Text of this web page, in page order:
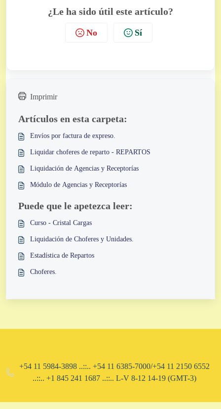
¿Le ha sido útil este artículo?
No Sí
Imprimir
Artículos en esta carpeta:
Envíos por factura de expreso.
Liquidar choferes de reparto - REPARTOS
Liquidación de Agencias y Receptorías
Módulo de Agencias y Receptorías
Puede que le apetezca leer:
Curso - Cristal Cargas
Liquidación de Choferes y Unidades.
Estadística de Repartos
Choferes.
+54 11 5984-3898 ..::.. +54 11 6385-7000/+54 11 2150 6552
..::.. ​+1 845 241 1687 ..::.. L-V 8-12 14-19 (GMT-3)